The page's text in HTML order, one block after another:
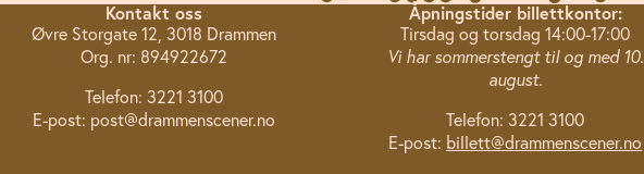
Kontakt oss
Øvre Storgate 12, 3018 Drammen
Org. nr: 894922672
Telefon: 3221 3100
E-post: post@drammenscener.no
Åpningstider billettkontor:
Tirsdag og torsdag 14:00-17:00
Vi har sommerstengt til og med 10.
august.
Telefon: 3221 3100
E-post: billett@drammenscener.no